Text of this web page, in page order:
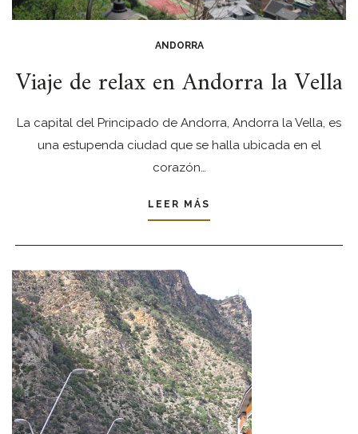
ANDORRA
Viaje de relax en Andorra la Vella
La capital del Principado de Andorra, Andorra la Vella, es
una estupenda ciudad que se halla ubicada en el
corazón…
LEER MÁS